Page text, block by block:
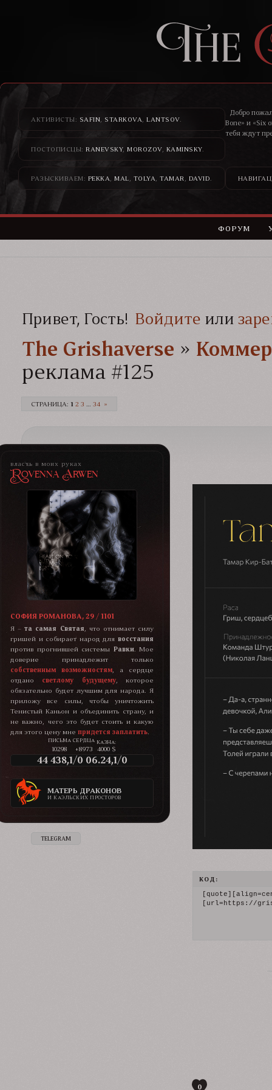
АКТИВИСТЫ: SAFIN STARKOVA LANTSOV.
ПОСТОПИСЦЫ: RANEVSKY, MOROZOV, KAMINSKY.
РАЗЫСКИВАЕМ: PEKKA MAL TOLYA TAMAR DAVID
Добро
Bone» и «Six
тебя ждут
ФОРУМ
Привет, Гость! Войдите или
The Grishaverse­­­ »
реклама #125
СТРАНИЦА: 1 2 3 34 »
власть в моих руках
Rovenna Arwen
СОФИЯ РОМАНОВА, 29 / 1101
Я –та самая Святая , что отнимает силу
гришей и собирает народ для восстания
против прогнившей системы Равки. Мое
доверие принадлежит только
собственным возможностям , а сердце
отдано светлому будущему, которое
обязательно будет лучшим для народа. Я
приложу все силы, чтобы уничтожить
Тенистый Каньон и объединить страну, и
не важно, чего это будет стоить и какую
для этого цену мне придется заплатить
10298 +8973
КАЗНА:
4000 $
44 438,1/0 06.24,1/0
МАТЕРЬ ДРАКОНОВ
И КАЭЛЬСКИХ ПРОСТОРОВ
TELEGRAM
КОД:
[url=https://
0